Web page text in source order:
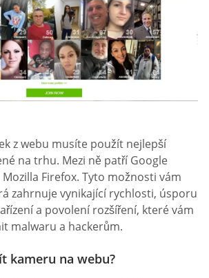
z webu musíte použít nejlepší
na trhu. Mezi ně patří Google
Firefox. Tyto možnosti vám
zahrnuje vynikající rychlosti, úsporu
a povolení rozšíření, které vám
malwaru a hackerům.
kameru na webu?